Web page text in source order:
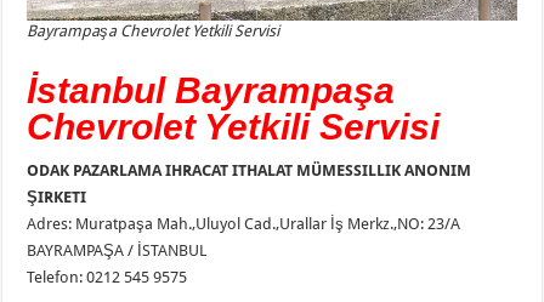
Bayrampaşa Chevrolet Yetkili Servisi
İstanbul Bayrampaşa
Chevrolet Yetkili Servisi
ODAK PAZARLAMA IHRACAT ITHALAT MÜMESSILLIK ANONIM
ŞIRKETI
Adres: Muratpaşa Mah.,Uluyol Cad.,Urallar İş Merkz.,NO: 23/A
BAYRAMPAŞA / İSTANBUL
Telefon: 0212 545 9575